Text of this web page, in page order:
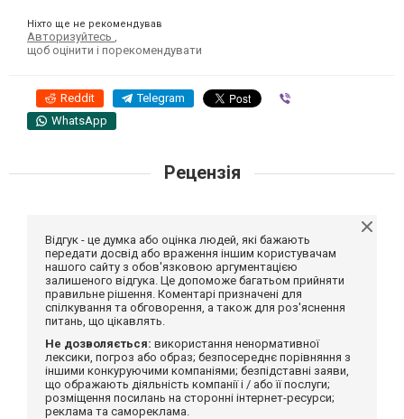
Ніхто ще не рекомендував
Авторизуйтесь
щоб оцінити і порекомендувати
Reddit Telegram
WhatsApp
Рецензія
Відгук - це думка або оцінка людей, які бажають
передати досвід або враження іншим користувачам
нашого сайту з обов'язковою аргументацією
залишеного відгука. Це допоможе багатьом прийняти
правильне рішення. Коментарі призначені для
спілкування та обговорення, а також для роз'яснення
питань, що цікавлять.
Не дозволяється: використання ненормативної
лексики, погроз або образ; безпосереднє порівняння з
іншими конкуруючими компаніями; безпідставні заяви,
що ображають діяльність компанії і / або її послуги;
розміщення посилань на сторонні інтернет-ресурси;
реклама та самореклама.